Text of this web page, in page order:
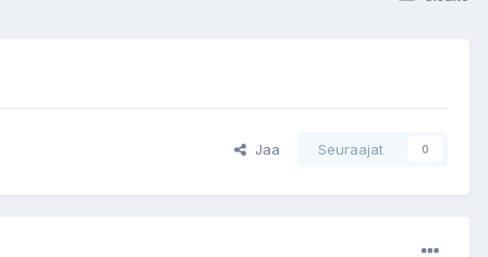
Jaa Seuraajat 0